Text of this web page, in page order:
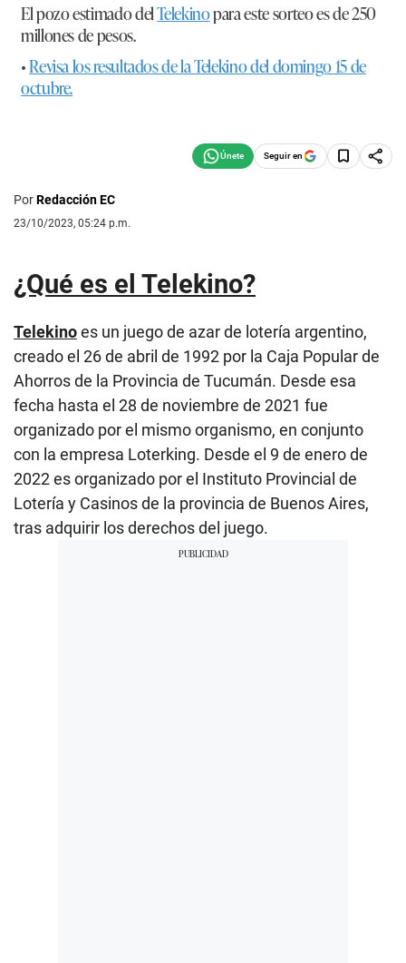
El pozo estimado delTelekinopara este sorteo es de 250
millones de pesos.
•Revisa los resultados de la Telekino del domingo 15 de
octubre.
Seguir en
PorRedacción EC
23/10/2023, 05:24 p.m.
¿Qué es el Telekino?
Telekinoes un juego de azar de lotería argentino,
creado el 26 de abril de 1992 por la Caja Popular de
Ahorros de la Provincia de Tucumán. Desde esa
fecha hasta el 28 de noviembre de 2021 fue
organizado por el mismo organismo, en conjunto
con la empresa Loterking. Desde el 9 de enero de
2022 es organizado por el Instituto Provincial de
Lotería y Casinos de la provincia de Buenos Aires,
tras adquirir los derechos del juego.